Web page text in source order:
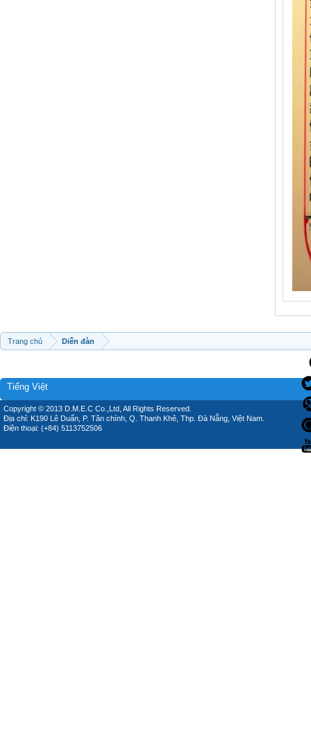
Trang chủ Diễn đàn
Tiếng Việt
Copyright © 2013 D.M.E.C Co.,Ltd, All Rights Reserved.
Địa chỉ: K190 Lê Duẩn, P. Tân chính, Q. Thanh Khê, Thp. Đà Nẵng, Việt Nam.
Điện thoại: (+84) 5113752506